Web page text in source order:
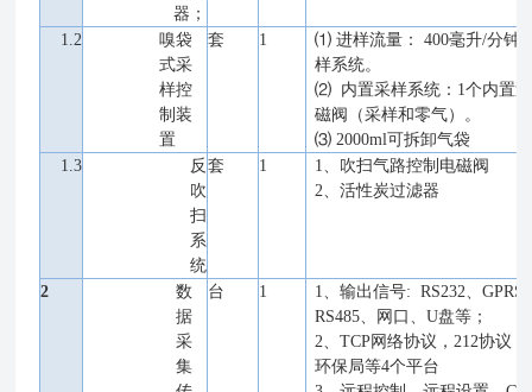
器；
1.2
嗅袋
式采
样控
制装
置
套 1
⑴ 进样流量： 400毫升/分钟
样系统。
⑵ 内置采样系统：1个内置
磁阀（采样和零气）。
⑶ 2000ml可拆卸气袋
1.3
反
吹
扫
系
统
套 1
1、吹扫气路控制电磁阀
2、活性炭过滤器
2
数
据
采
集
台 1
1、输出信号: RS232、GPRS
RS485、网口、U盘等；
2、TCP网络协议，212协议
环保局等4个平台